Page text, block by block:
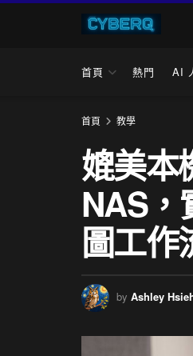
首頁 熱門 AI
首頁 教學
媲美本
NAS，
圖工作
by Ashley